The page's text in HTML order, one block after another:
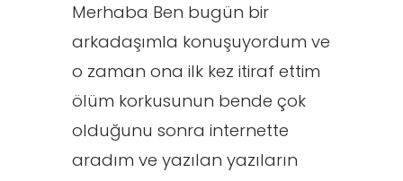
Merhaba Ben bugün bir
arkadaşımla konuşuyordum ve
o zaman ona ilk kez itiraf ettim
ölüm korkusunun bende çok
olduğunu sonra internette
aradım ve yazılan yazıların